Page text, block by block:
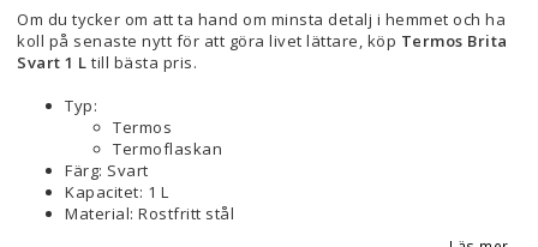
Om du tycker om att ta hand om minsta detalj i hemmet och ha
koll på senaste nytt för att göra livet lättare, köp Termos Brita
Svart 1 L till bästa pris.
Typ:
Termos
Termoflaskan
Färg: Svart
Kapacitet: 1 L
Material: Rostfritt stål